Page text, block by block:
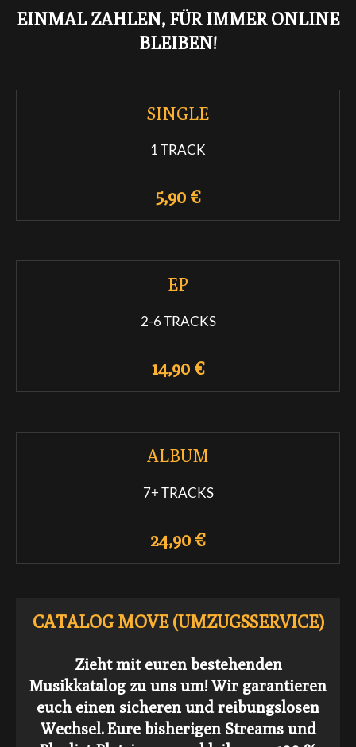
EINMAL ZAHLEN, FÜR IMMER ONLINE
BLEIBEN!
SINGLE
1 TRACK
5,90 €
EP
2-6 TRACKS
14,90 €
ALBUM
7+ TRACKS
24,90 €
CATALOG MOVE (UMZUGSSERVICE)
Zieht mit euren bestehenden
Musikkatalog zu uns um! Wir garantieren
euch einen sicheren und reibungslosen
Wechsel.Eure bisherigen Streams und